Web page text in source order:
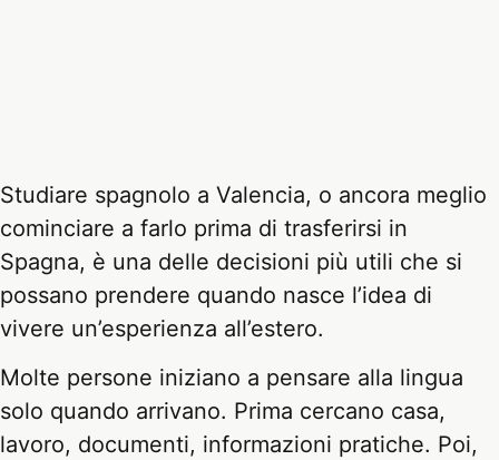
Studiare spagnolo a Valencia, o ancora meglio
cominciare a farlo prima di trasferirsi in
Spagna, è una delle decisioni più utili che si
possano prendere quando nasce l’idea di
vivere un’esperienza all’estero.
Molte persone iniziano a pensare alla lingua
solo quando arrivano. Prima cercano casa,
lavoro, documenti, informazioni pratiche. Poi,